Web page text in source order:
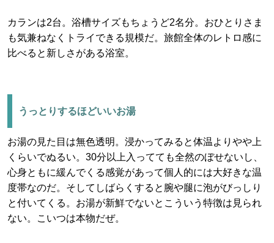
カランは2台。浴槽サイズもちょうど2名分。おひとりさま
も気兼ねなくトライできる規模だ。旅館全体のレトロ感に
比べると新しさがある浴室。
うっとりするほどいいお湯
お湯の見た目は無色透明。浸かってみると体温よりやや上
くらいでぬるい。30分以上入ってても全然のぼせないし、
心身ともに緩んでくる感覚があって個人的には大好きな温
度帯なのだ。そしてしばらくすると腕や腿に泡がびっしり
と付いてくる。お湯が新鮮でないとこういう特徴は見られ
ない。こいつは本物だぜ。